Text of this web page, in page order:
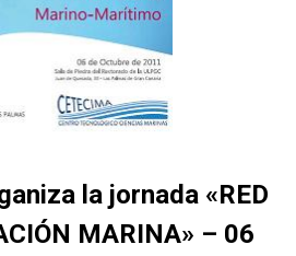
la jornada «RED
MARINA» – 06